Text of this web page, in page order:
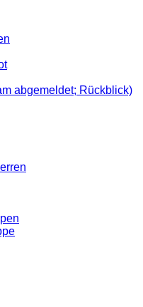
abgemeldet; Rückblick)